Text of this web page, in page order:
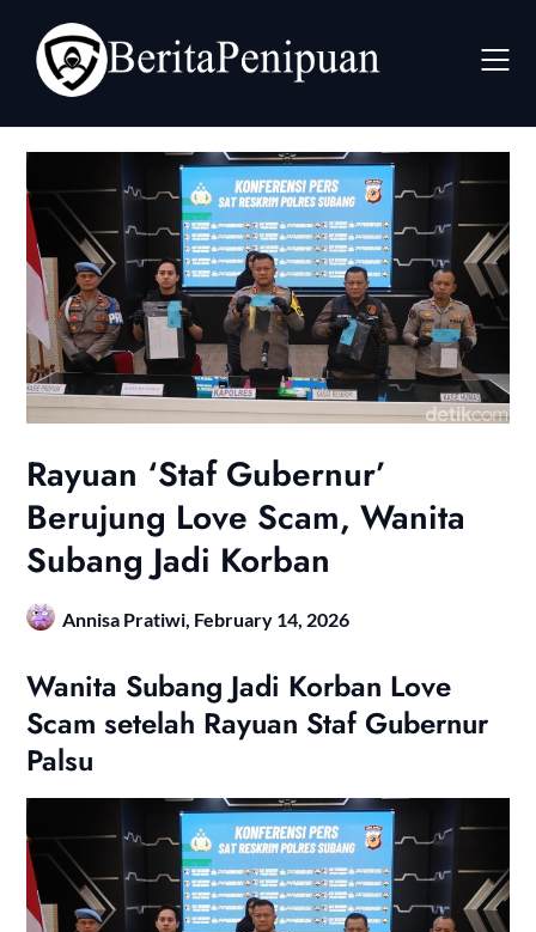
content
Rayuan ‘Staf Gubernur’
Berujung Love Scam, Wanita
Subang Jadi Korban
Annisa Pratiwi, February 14, 2026
Wanita Subang Jadi Korban Love
Scam setelah Rayuan Staf Gubernur
Palsu